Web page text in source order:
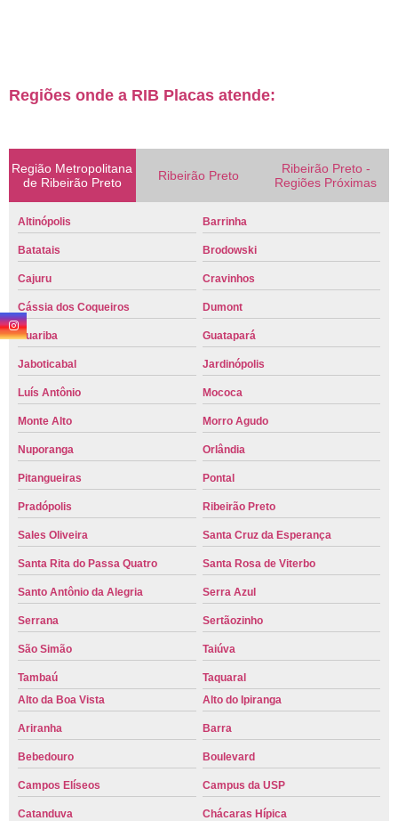
Regiões onde a RIB Placas atende:
Região Metropolitana
de Ribeirão Preto
Ribeirão Preto
Ribeirão Preto -
Regiões Próximas
Altinópolis Barrinha
Batatais Brodowski
Cajuru Cravinhos
Cássia dos Coqueiros Dumont
Guariba Guatapará
Jaboticabal Jardinópolis
Luís Antônio Mococa
Monte Alto Morro Agudo
Nuporanga Orlândia
Pitangueiras Pontal
Pradópolis Ribeirão Preto
Sales Oliveira Santa Cruz da Esperança
Santa Rita do Passa Quatro Santa Rosa de Viterbo
Santo Antônio da Alegria Serra Azul
Serrana Sertãozinho
São Simão Taiúva
Tambaú
Taquaral
Alto da Boa Vista
Alto do Ipiranga
Ariranha Barra
Bebedouro Boulevard
Campos Elíseos Campus da USP
Catanduva Chácaras Hípica